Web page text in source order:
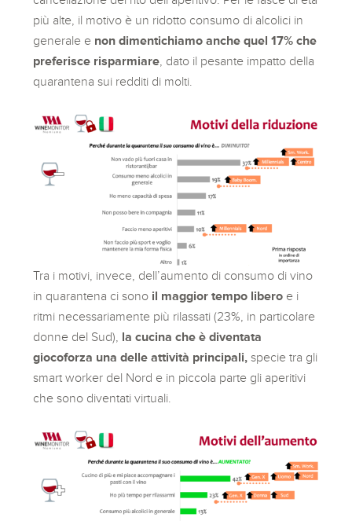
più alte, il motivo è un ridotto consumo di alcolici in
generale e non dimentichiamo anche quel 17% che
preferisce risparmiare , dato il pesante impatto della
quarantena sui redditi di molti.
Tra i motivi, invece, dell’aumento di consumo di vino
in quarantena ci sono il maggior tempo libero e i
ritmi necessariamente più rilassati (23%, in particolare
donne del Sud), la cucina che è diventata
giocoforza una delle attività principali, specie tra gli
smart worker del Nord e in piccola parte gli aperitivi
che sono diventati virtuali.